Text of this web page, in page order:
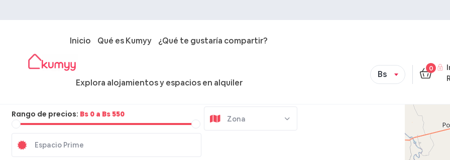
Bs
0
Inicio Qué es Kumyy ¿Qué te gustaría compartir?
Explora alojamientos y espacios en alquiler
Rango de precios: Bs 0 a Bs 550
Zona